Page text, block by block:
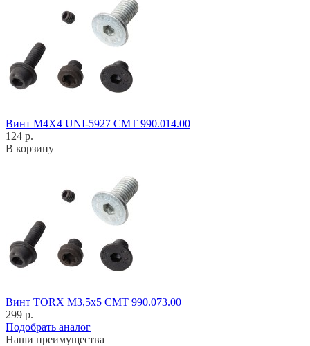
Винт M4X4 UNI-5927 CMT 990.014.00
124 р.
В корзину
Винт TORX M3,5x5 CMT 990.073.00
299 р.
Подобрать аналог
Наши преимущества